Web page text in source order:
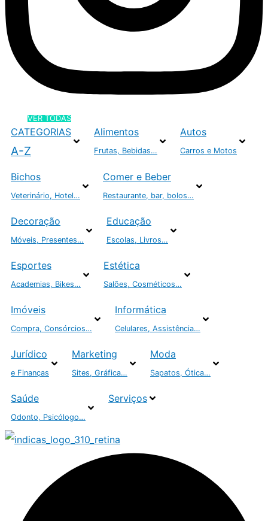
CATEGORIAS
A-Z
VER TODAS
Alimentos
Frutas, Bebidas…
Autos
Carros e Motos
Bichos
Veterinário, Hotel…
Comer e Beber
Restaurante, bar, bolos…
Decoração
Móveis, Presentes…
Educação
Escolas, Livros…
Esportes
Academias, Bikes…
Estética
Salões, Cosméticos…
Imóveis
Compra, Consórcios…
Informática
Celulares, Assistência…
Jurídico
e Finanças
Marketing
Sites, Gráfica…
Moda
Sapatos, Ótica…
Saúde
Odonto, Psicólogo…
Serviços